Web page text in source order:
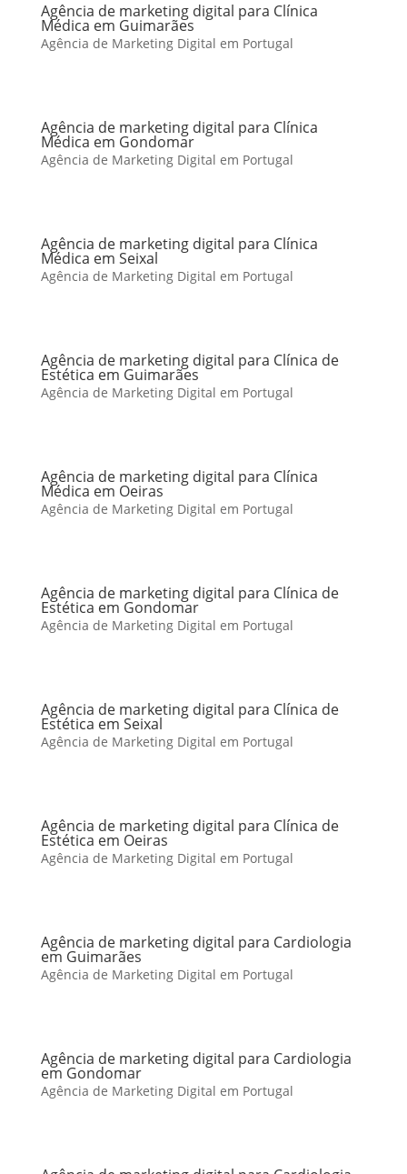
Agência de marketing digital para Clínica
Médica em Guimarães
Agência de Marketing Digital em Portugal
Agência de marketing digital para Clínica
Médica em Gondomar
Agência de Marketing Digital em Portugal
Agência de marketing digital para Clínica
Médica em Seixal
Agência de Marketing Digital em Portugal
Agência de marketing digital para Clínica de
Estética em Guimarães
Agência de Marketing Digital em Portugal
Agência de marketing digital para Clínica
Médica em Oeiras
Agência de Marketing Digital em Portugal
Agência de marketing digital para Clínica de
Estética em Gondomar
Agência de Marketing Digital em Portugal
Agência de marketing digital para Clínica de
Estética em Seixal
Agência de Marketing Digital em Portugal
Agência de marketing digital para Clínica de
Estética em Oeiras
Agência de Marketing Digital em Portugal
Agência de marketing digital para Cardiologia
em Guimarães
Agência de Marketing Digital em Portugal
Agência de marketing digital para Cardiologia
em Gondomar
Agência de Marketing Digital em Portugal